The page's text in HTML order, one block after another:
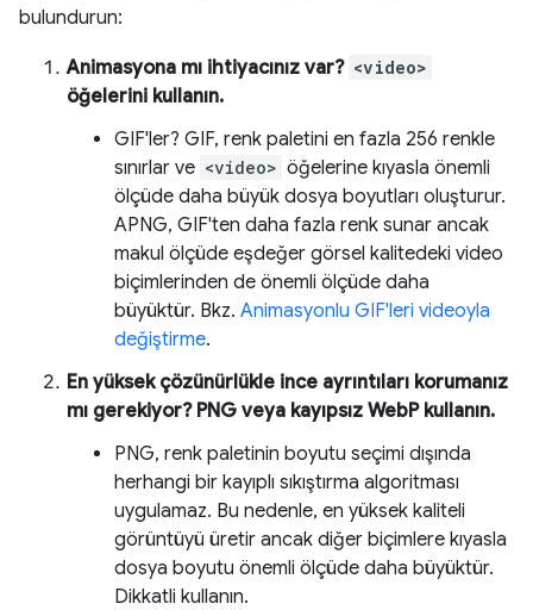
bulundurun:
Animasyona mı ihtiyacınız var? <video>
öğelerini kullanın.
GIF'ler? GIF, renk paletini en fazla 256 renkle
sınırlar ve <video> öğelerine kıyasla önemli
ölçüde daha büyük dosya boyutları oluşturur.
APNG, GIF'ten daha fazla renk sunar ancak
makul ölçüde eşdeğer görsel kalitedeki video
biçimlerinden de önemli ölçüde daha
büyüktür. Bkz. Animasyonlu GIF'leri videoyla
değiştirme.
En yüksek çözünürlükle ince ayrıntıları korumanız
mı gerekiyor? PNG veya kayıpsız WebP kullanın.
PNG, renk paletinin boyutu seçimi dışında
herhangi bir kayıplı sıkıştırma algoritması
uygulamaz. Bu nedenle, en yüksek kaliteli
görüntüyü üretir ancak diğer biçimlere kıyasla
dosya boyutu önemli ölçüde daha büyüktür.
Dikkatli kullanın.